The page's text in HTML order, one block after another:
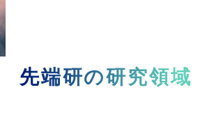
先端研の研究領域